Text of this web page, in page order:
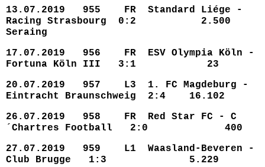
13.07.2019 955 FR Standard Liége -
Racing Strasbourg 0:2 2.500
Seraing
17.07.2019 956 FR ESV Olympia Köln -
Fortuna Köln III 3:1 23
20.07.2019 957 L3 1. FC Magdeburg -
Eintracht Braunschweig 2:4 16.102
26.07.2019 958 FR Red Star FC - C
´Chartres Football 2:0 400
27.07.2019 959 L1 Waasland-Beveren -
Club Brugge 1:3 5.229